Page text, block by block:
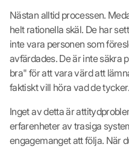
Nästan alltid processen.
helt rationella skäl. De har
inte vara personen som
avfärdades. De är inte säkra
bra" för att vara värd att
faktiskt vill höra vad de tycker.
Inget av detta är
erfarenheter av trasiga
engagemanget att följa. När